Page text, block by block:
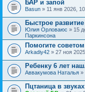
БАР и запой
Basun » 11 янв 2026,
Быстрое
Юлия Орловаюс » 15
Паркинсона
Помогите
Arkadiy42 » 27 ноя
Ребенку 6 лет
Аввакумова Наталья »
Пцтаница в